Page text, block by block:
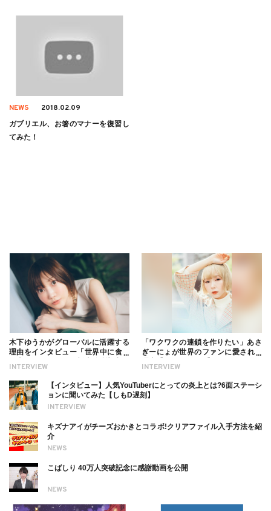
NEWS 2018.02.09
ガブリエル、お箸のマナーを復習し
てみた！
INTERVIEW
木下ゆうかがグローバルに活躍する
理由をインタビュー「世界中に食べ
ついても
INTERVIEW
「ワクワクの連鎖を作りたい」あさ
ぎーにょが世界のファンに愛される
INTERVIEW
【インタビュー】人気YouTuberにとっての炎上とは?6面ステーシ
ョンに聞いてみた【しもD遅刻】
NEWS
キズナアイがチーズおかきとコラボ!クリアファイル入手方法を紹
介
NEWS
こばしり 40万人突破記念に感謝動画を公開